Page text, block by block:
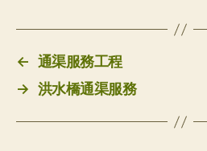
← 通渠服務工程
→ 洪水橋通渠服務